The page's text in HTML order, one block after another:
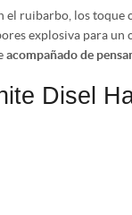
el ruibarbo, los toque
explosiva para un
acompañado de
Disel